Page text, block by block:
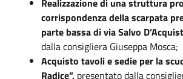
corrispondenza della scarpata
parte bassa di via Salvo
dalla consigliera Giuseppa Mosca;
Acquisto tavoli e sedie per la
Radice”, presentato dalla